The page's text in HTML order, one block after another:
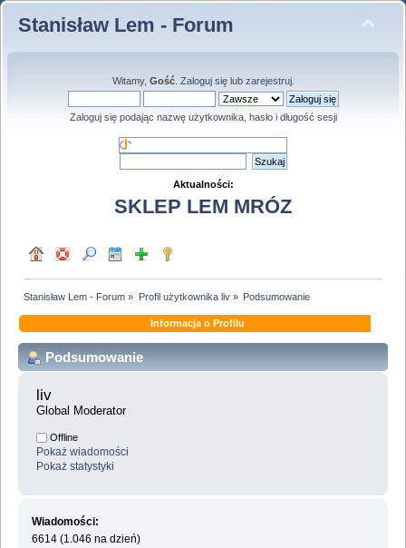
Stanisław Lem - Forum
Witamy, Gość. Zaloguj sięlub zarejestruj.
Zaloguj się podając nazwę użytkownika, hasło i długość sesji
Aktualności:
SKLEP LEM MRÓZ
Stanisław Lem - Forum » Profil użytkownika liv» Podsumowanie
Informacja o Profilu
Podsumowanie
liv
Global Moderator
Offline
Pokaż wiadomości
Pokaż statystyki
Wiadomości:
6614 (1.046 na dzień)